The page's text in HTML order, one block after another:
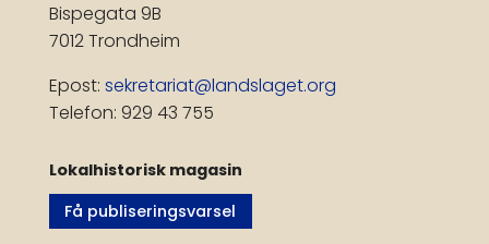
Bispegata 9B
7012 Trondheim
Epost: sekretariat@landslaget.org
Telefon: 929 43 755
Lokalhistorisk magasin
Få publiseringsvarsel